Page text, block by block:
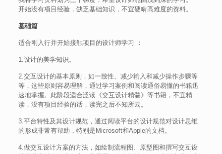
开始没有项目经验，缺乏基础知识，不宜硬啃高难度的资料。
基础篇
适合刚入行并开始接触项目的设计师学习 ：
1.设计的美学知识。
2.交互设计的基本原则，如一致性、减少输入和减少操作步骤等
等，这些原则容易理解，通过学习案例和阅读通俗易懂的书籍迅
速地掌握。此阶段适合泛读《交互设计精髓》等书籍，不宜精
读，没有项目经验的话，读完之后不知所云。
3.平台特性及其设计规范，通过阅读平台的设计规范对设计思维
的形成非常有帮助，特别是Microsoft和Apple的文档。
4.做交互设计方案的方法，如绘制流程图、原型图和撰写交互设